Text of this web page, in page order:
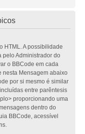
HTML. A possibilidade
pelo Administrador do
o BBCode em cada
nesta Mensagem abaixo
por si mesmo é similar
entre parêntesis
proporcionando uma
dentro do
BBCode, acessível